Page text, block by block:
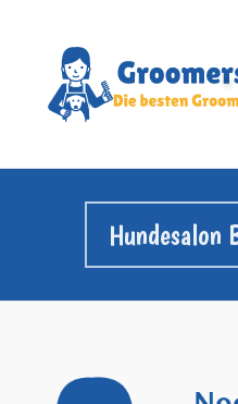
Hundesalon